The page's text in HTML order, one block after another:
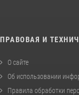
ПРАВОВАЯ И
О сайте
Об использовании
Правила обработки